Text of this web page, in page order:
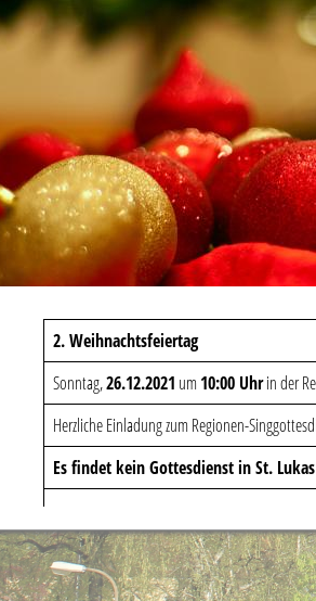
2. Weihnachtsfeiertag
Sonntag,26.12.2021 um 10:00 Uhrin der
Herzliche Einladung zum Regionen-
Es findet kein Gottesdienst in St.